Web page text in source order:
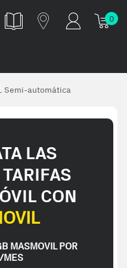
0
Semi-automática
LAS
CON
MASMOVIL POR